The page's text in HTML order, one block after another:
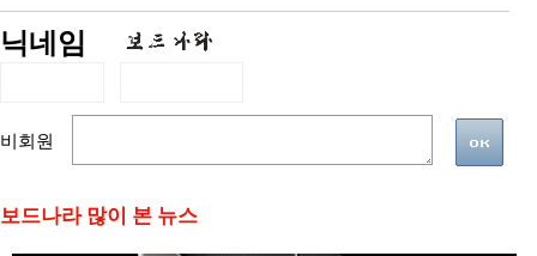
닉네임
비회원
보드나라 많이 본 뉴스